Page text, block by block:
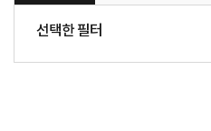
선택한 필터